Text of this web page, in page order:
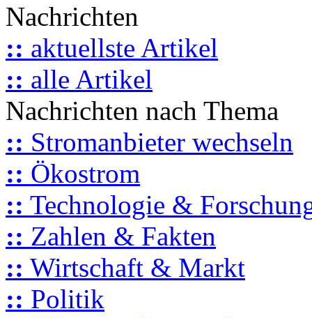
Nachrichten
:: aktuellste Artikel
:: alle Artikel
Nachrichten nach Thema
:: Stromanbieter wechseln
:: Ökostrom
:: Technologie &
:: Zahlen & Fakten
:: Wirtschaft & Markt
:: Politik